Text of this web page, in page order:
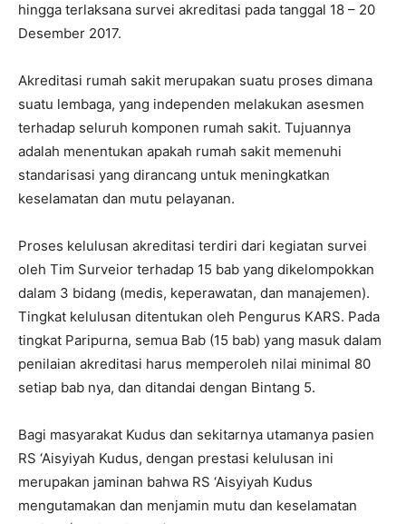
hingga terlaksana survei akreditasi pada tanggal 18 – 20
Desember 2017.
Akreditasi rumah sakit merupakan suatu proses dimana
suatu lembaga, yang independen melakukan asesmen
terhadap seluruh komponen rumah sakit. Tujuannya
adalah menentukan apakah rumah sakit memenuhi
standarisasi yang dirancang untuk meningkatkan
keselamatan dan mutu pelayanan.
Proses kelulusan akreditasi terdiri dari kegiatan survei
oleh Tim Surveior terhadap 15 bab yang dikelompokkan
dalam 3 bidang (medis, keperawatan, dan manajemen).
Tingkat kelulusan ditentukan oleh Pengurus KARS. Pada
tingkat Paripurna, semua Bab (15 bab) yang masuk dalam
penilaian akreditasi harus memperoleh nilai minimal 80
setiap bab nya, dan ditandai dengan Bintang 5.
Bagi masyarakat Kudus dan sekitarnya utamanya pasien
RS ‘Aisyiyah Kudus, dengan prestasi kelulusan ini
merupakan jaminan bahwa RS ‘Aisyiyah Kudus
mengutamakan dan menjamin mutu dan keselamatan